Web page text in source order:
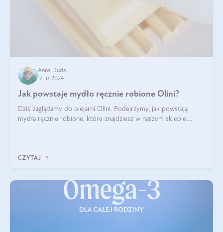
Anna Duda
17 lis 2024
Jak powstaje mydło ręcznie robione Olini?
Dziś zaglądamy do olejarni Olini. Podejrzymy, jak powstają
mydła ręcznie robione, które znajdziesz w naszym sklepie.
CZYTAJ